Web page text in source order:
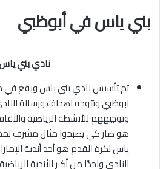
بني ياس في أبوظبي
نادي بني
تم تأسيس نادي بني ياس ويقع في
ابوظبي وتتوجه اهداف ورسالة
وتوجيههم للأنشطة الرياضية
هو ضار كي يصبحوا مثال مشرف
ياس لكرة القدم هو أحد أندية
النادي واحدًا من أكبر الأندية